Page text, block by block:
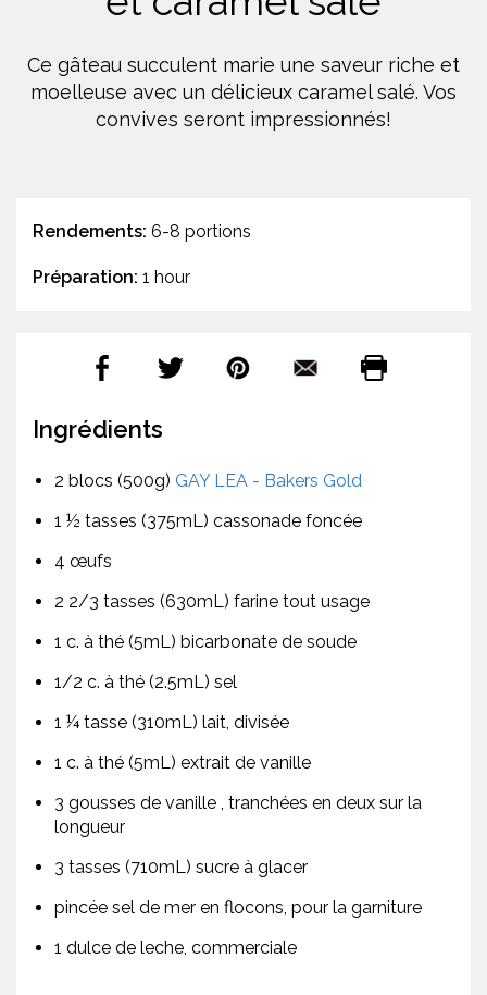
Ce gâteau succulent marie une saveur riche et
moelleuse avec un délicieux caramel salé. Vos
convives seront impressionnés!
Rendements: 6-8 portions
Préparation: 1 hour
Ingrédients
2 blocs (500g) GAY LEA - Bakers Gold
1 ½ tasses (375mL) cassonade foncée
4 œufs
2 2/3 tasses (630mL) farine tout usage
1 c. à thé (5mL) bicarbonate de soude
1/2 c. à thé (2.5mL) sel
1 ¼ tasse (310mL) lait, divisée
1 c. à thé (5mL) extrait de vanille
3 gousses de vanille , tranchées en deux sur la
longueur
3 tasses (710mL) sucre à glacer
pincée sel de mer en flocons, pour la garniture
1 dulce de leche, commerciale